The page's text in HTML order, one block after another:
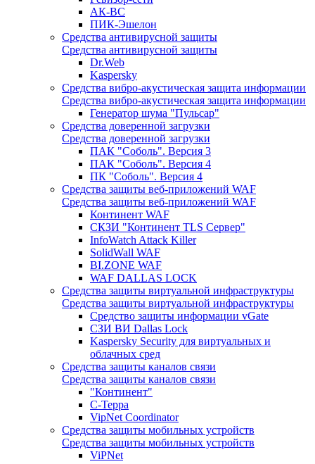
АК-ВС
ПИК-Эшелон
Средства антивирусной защиты
Средства антивирусной защиты
Dr.Web
Kaspersky
Средства вибро-акустическая защита информации
Средства вибро-акустическая защита информации
Генератор шума "Пульсар"
Средства доверенной загрузки
Средства доверенной загрузки
ПАК "Соболь". Версия 3
ПАК "Соболь". Версия 4
ПК "Соболь". Версия 4
Средства защиты веб-приложений WAF
Средства защиты веб-приложений WAF
Континент WAF
СКЗИ "Континент TLS Сервер"
InfoWatch Attack Killer
SolidWall WAF
BI.ZONE WAF
WAF DALLAS LOCK
Средства защиты виртуальной инфраструктуры
Средства защиты виртуальной инфраструктуры
Средство защиты информации vGate
СЗИ ВИ Dallas Lock
Kaspersky Security для виртуальных и
облачных сред
Средства защиты каналов связи
Средства защиты каналов связи
"Континент"
С-Терра
VipNet Coordinator
Средства защиты мобильных устройств
Средства защиты мобильных устройств
ViPNet